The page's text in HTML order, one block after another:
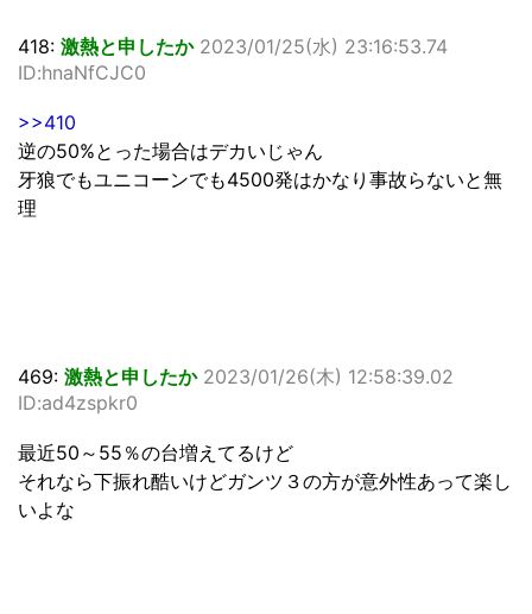
418: 激熱と申したか 2023/01/25(水) 23:16:53.74
ID:hnaNfCJC0
>>410
逆の50%とった場合はデカいじゃん
牙狼でもユニコーンでも4500発はかなり事故らないと無
理
469: 激熱と申したか 2023/01/26(木) 12:58:39.02
ID:ad4zspkr0
最近50～55％の台増えてるけど
それなら下振れ酷いけどガンツ３の方が意外性あって楽し
いよな